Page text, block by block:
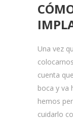
Una vez
cuenta
boca y va
hemos
cuidarlo